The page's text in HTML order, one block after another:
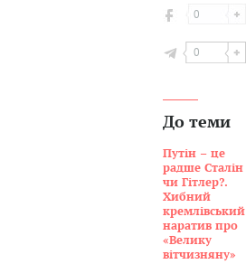
0
0
До теми
Путін – це
радше Сталін
чи Гітлер?.
Хибний
кремлівський
наратив про
«Велику
вітчизняну»